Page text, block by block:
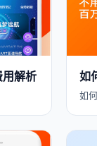
解析 如
如